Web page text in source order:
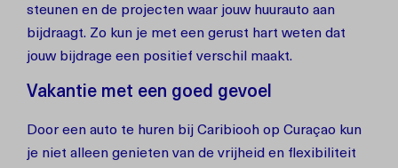
steunen en de projecten waar jouw huurauto aan
bijdraagt. Zo kun je met een gerust hart weten dat
jouw bijdrage een positief verschil maakt.
Vakantie met een goed gevoel
Door een auto te huren bij Caribiooh op Curaçao kun
je niet alleen genieten van de vrijheid en flexibiliteit